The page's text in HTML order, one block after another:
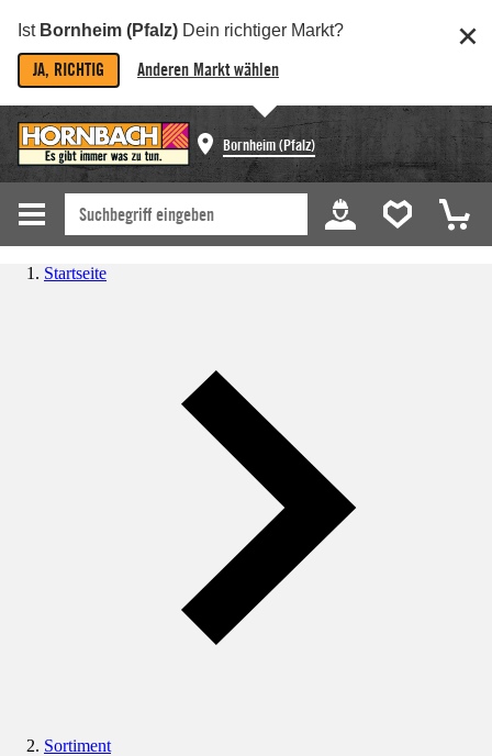
Ist Bornheim (Pfalz) Dein richtiger Markt?
JA, RICHTIG Anderen Markt wählen
Bornheim (Pfalz)
Startseite
Sortiment